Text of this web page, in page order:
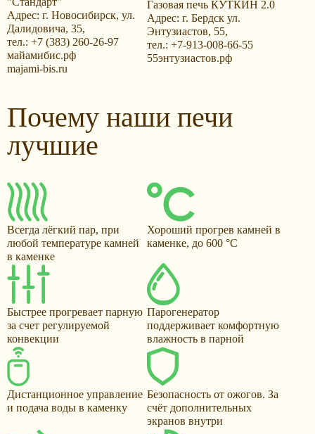
Адрес: г. Новосибирск, ул.
Далидовича, 35,
тел.: +7 (383) 260-26-97
майамибис.рф
majami-bis.ru
Газовая печь КУТКИН 2.0
Адрес: г. Бердск ул.
Энтузиастов, 55,
тел.: +7-913-008-66-55
55энтузиастов.рф
Почему наши печи
лучшие
Всегда лёгкий пар, при
любой температуре камней
в каменке
Хороший прогрев камней в
каменке, до 600 °С
Быстрее прогревает парную
за счет регулируемой
конвекции
Парогенератор
поддерживает комфортную
влажность в парной
Дистанционное управление
и подача воды в каменку
Безопасность от ожогов. За
счёт дополнительных
экранов внутри